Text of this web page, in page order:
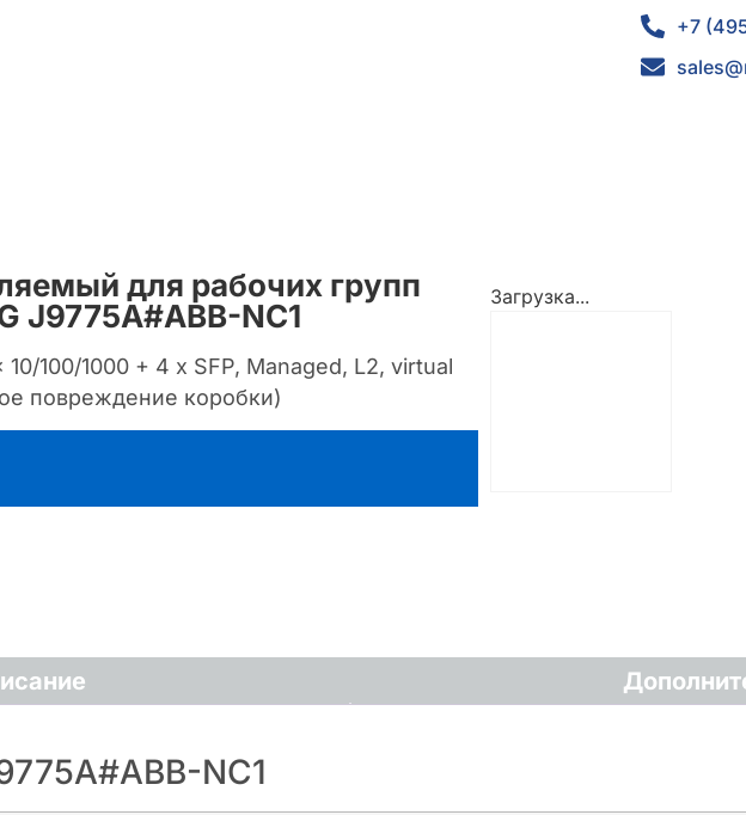
+7
для рабочих групп
J9775A#ABB-NC1
100/1000 + 4 x SFP, Managed, L2, virtual
повреждение коробки)
Загрузка...
NC1